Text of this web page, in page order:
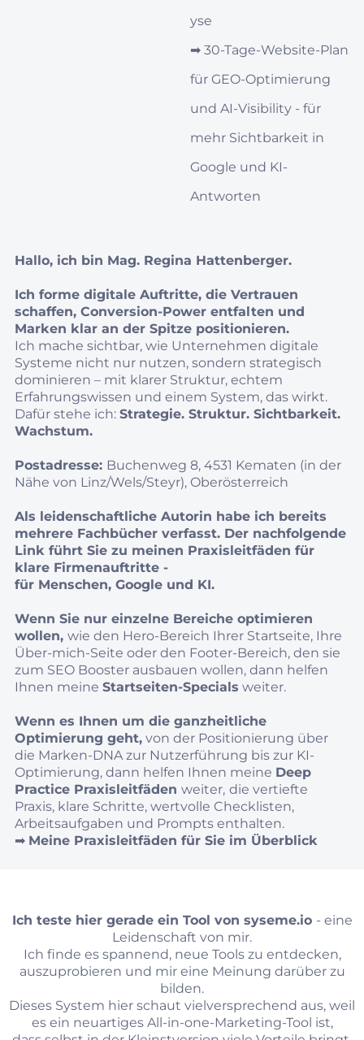
yse
➡︎ 30‑Tage‑Website-Plan
für GEO‑Optimierung
und AI‑Visibility - für
mehr Sichtbarkeit in
Google und KI-
Antworten
Hallo, ich bin Mag. Regina Hattenberger.
Ich forme digitale Auftritte, die Vertrauen
schaffen, Conversion‑Power entfalten und
Marken klar an der Spitze positionieren.
Ich mache sichtbar, wie Unternehmen digitale
Systeme nicht nur nutzen, sondern strategisch
dominieren – mit klarer Struktur, echtem
Erfahrungswissen und einem System, das wirkt.
Dafür stehe ich: Strategie. Struktur. Sichtbarkeit.
Wachstum.
Postadresse: Buchenweg 8, 4531 Kematen (in der
Nähe von Linz/Wels/Steyr), Oberösterreich
Als leidenschaftliche Autorin habe ich bereits
mehrere Fachbücher verfasst. Der nachfolgende
Link führt Sie zu meinen Praxisleitfäden für
klare Firmenauftritte -
für Menschen, Google und KI.
Wenn Sie nur einzelne Bereiche optimieren
wollen, wie den Hero-Bereich Ihrer Startseite, Ihre
Über-mich-Seite oder den Footer-Bereich, den sie
zum SEO Booster ausbauen wollen, dann helfen
Ihnen meine Startseiten-Specials weiter.
Wenn es Ihnen um die ganzheitliche
Optimierung geht, von der Positionierung über
die Marken-DNA zur Nutzerführung bis zur KI-
Optimierung, dann helfen Ihnen meine Deep
Practice Praxisleitfäden weiter, die vertiefte
Praxis, klare Schritte, wertvolle Checklisten,
Arbeitsaufgaben und Prompts enthalten.
➡︎ Meine Praxisleitfäden für Sie im Überblick
Ich teste hier gerade ein Tool von syseme.io - eine
Leidenschaft von mir.
Ich finde es spannend, neue Tools zu entdecken,
auszuprobieren und mir eine Meinung darüber zu
bilden.
Dieses System hier schaut vielversprechend aus, weil
es ein neuartiges All-in-one-Marketing-Tool ist,